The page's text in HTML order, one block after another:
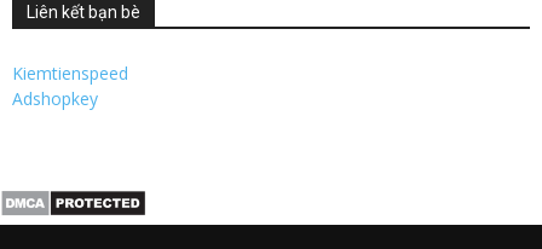
Liên kết bạn bè
Kiemtienspeed
Adshopkey